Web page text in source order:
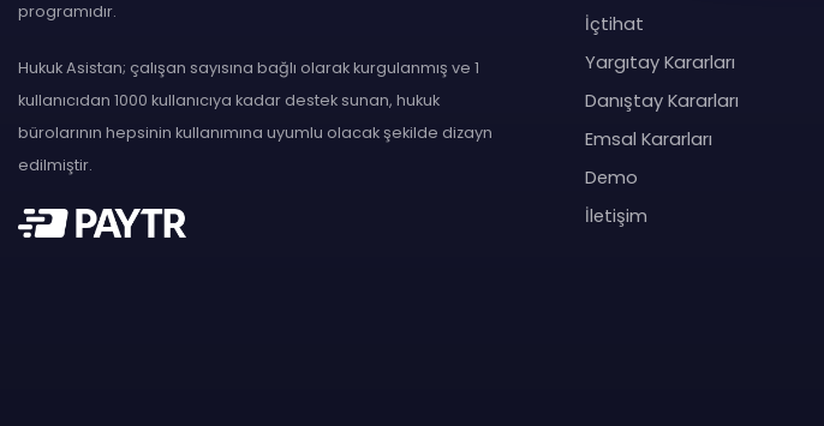
programıdır.
Hukuk Asistan; çalışan sayısına bağlı olarak kurgulanmış ve 1
kullanıcıdan 1000 kullanıcıya kadar destek sunan, hukuk
bürolarının hepsinin kullanımına uyumlu olacak şekilde dizayn
edilmiştir.
İçtihat
Yargıtay Kararları
Danıştay Kararları
Emsal Kararları
Demo
İletişim